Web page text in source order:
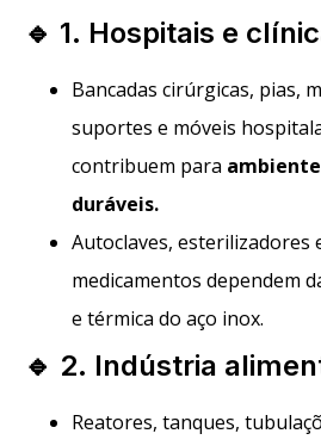
🔹 1. Hospitais e
Bancadas cirúrgicas, pias,
suportes e móveis
contribuem para
duráveis.
Autoclaves, esterilizadores
medicamentos dependem
e térmica do aço inox.
🔹 2. Indústria
Reatores, tanques,